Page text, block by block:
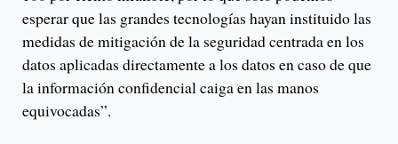
esperar que las grandes tecnologías hayan instituido las
medidas de mitigación de la seguridad centrada en los
datos aplicadas directamente a los datos en caso de que
la información confidencial caiga en las manos
equivocadas”.